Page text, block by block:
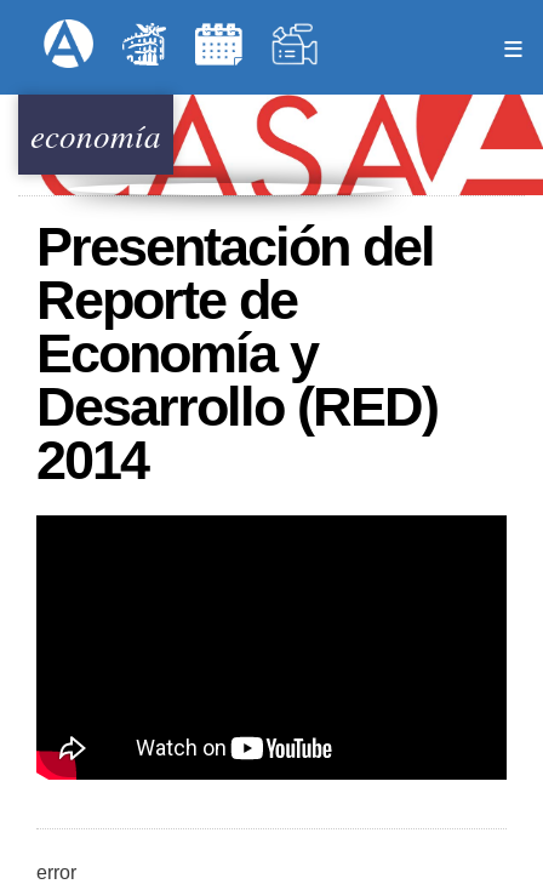
al
principal
Menú Superior
economía
Presentación del
Reporte de
Economía y
Desarrollo (RED)
2014
error